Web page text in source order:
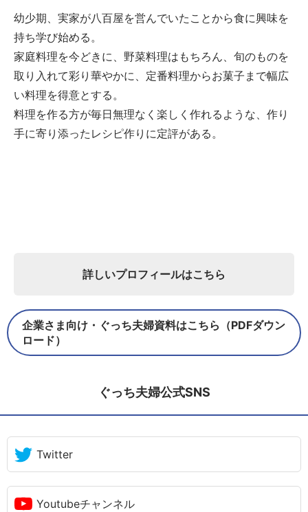
幼少期、実家が八百屋を営んでいたことから食に興味を
持ち学び始める。
家庭料理を今どきに、野菜料理はもちろん、旬のものを
取り入れて彩り華やかに、定番料理からお菓子まで幅広
い料理を得意とする。
料理を作る方が毎日無理なく楽しく作れるような、作り
手に寄り添ったレシピ作りに定評がある。
詳しいプロフィールはこちら
企業さま向け・ぐっち夫婦資料はこちら（PDFダウン
ロード）
ぐっち夫婦公式SNS
Twitter
Youtubeチャンネル